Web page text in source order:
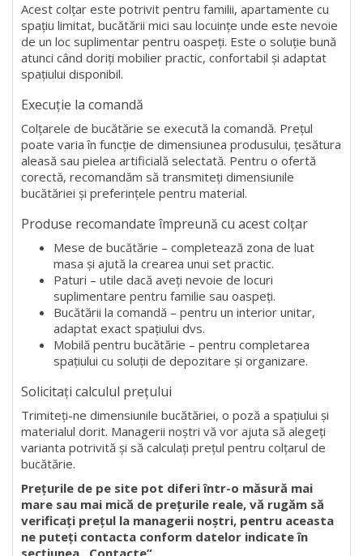
Acest colțar este potrivit pentru familii, apartamente cu
spațiu limitat, bucătării mici sau locuințe unde este nevoie
de un loc suplimentar pentru oaspeți. Este o soluție bună
atunci când doriți mobilier practic, confortabil și adaptat
spațiului disponibil.
Execuție la comandă
Colțarele de bucătărie se execută la comandă. Prețul
poate varia în funcție de dimensiunea produsului, țesătura
aleasă sau pielea artificială selectată. Pentru o ofertă
corectă, recomandăm să transmiteți dimensiunile
bucătăriei și preferințele pentru material.
Produse recomandate împreună cu acest colțar
Mese de bucătărie – completează zona de luat
masa și ajută la crearea unui set practic.
Paturi – utile dacă aveți nevoie de locuri
suplimentare pentru familie sau oaspeți.
Bucătării la comandă – pentru un interior unitar,
adaptat exact spațiului dvs.
Mobilă pentru bucătărie – pentru completarea
spațiului cu soluții de depozitare și organizare.
Solicitați calculul prețului
Trimiteți-ne dimensiunile bucătăriei, o poză a spațiului și
materialul dorit. Managerii noștri vă vor ajuta să alegeți
varianta potrivită și să calculați prețul pentru colțarul de
bucătărie.
Prețurile de pe site pot diferi într-o măsură mai
mare sau mai mică de prețurile reale, vă rugăm să
verificați prețul la managerii noștri, pentru aceasta
ne puteți contacta conform datelor indicate în
secțiunea „Contacte”.